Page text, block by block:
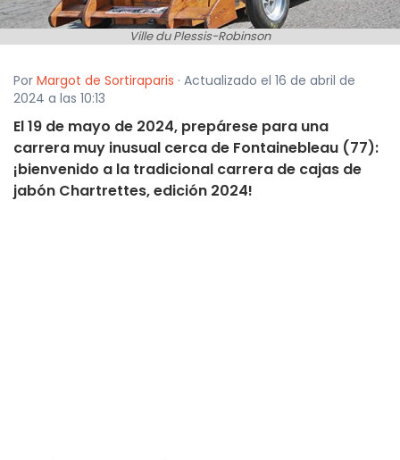
Ville du Plessis-Robinson
Por Margot de Sortiraparis · Actualizado el 16 de abril de
2024 a las 10:13
El 19 de mayo de 2024, prepárese para una
carrera muy inusual cerca de Fontainebleau (77):
¡bienvenido a la tradicional carrera de cajas de
jabón Chartrettes, edición 2024!